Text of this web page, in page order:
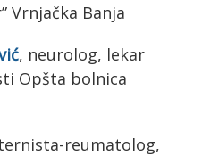
Vrnjačka Banja
, neurolog, lekar
Opšta bolnica
reumatolog,